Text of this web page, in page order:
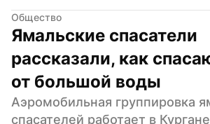
Общество
Ямальские спасатели
рассказали, как
от большой воды
Аэромобильная группировка
спасателей работает в